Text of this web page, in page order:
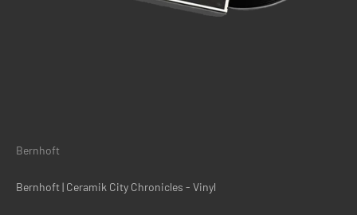
Bernhoft
Bernhoft | Ceramik City Chronicles - Vinyl